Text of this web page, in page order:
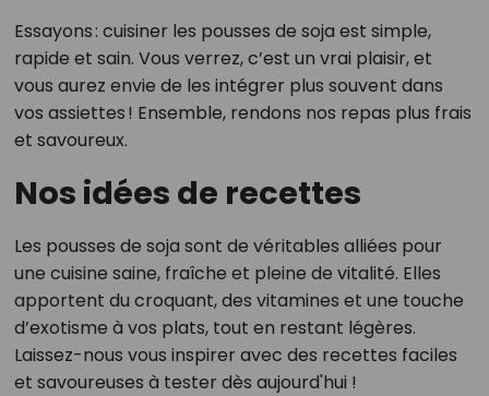
Essayons : cuisiner les pousses de soja est simple,
rapide et sain. Vous verrez, c’est un vrai plaisir, et
vous aurez envie de les intégrer plus souvent dans
vos assiettes ! Ensemble, rendons nos repas plus frais
et savoureux.
Nos idées de recettes
Les pousses de soja sont de véritables alliées pour
une cuisine saine, fraîche et pleine de vitalité. Elles
apportent du croquant, des vitamines et une touche
d’exotisme à vos plats, tout en restant légères.
Laissez-nous vous inspirer avec des recettes faciles
et savoureuses à tester dès aujourd'hui !